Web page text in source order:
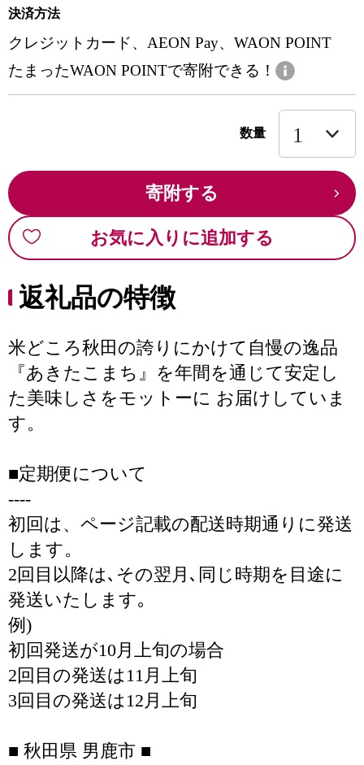
決済方法
クレジットカード、AEON Pay、WAON POINT
たまったWAON POINTで寄附できる！
数量
寄附する
お気に入りに追加する
返礼品の特徴
米どころ秋田の誇りにかけて自慢の逸品
『あきたこまち』を年間を通じて安定し
た美味しさをモットーに お届けしていま
す。
■定期便について
----
初回は、ページ記載の配送時期通りに発送
します。
2回目以降は､その翌月､同じ時期を目途に
発送いたします｡
例)
初回発送が10月上旬の場合
2回目の発送は11月上旬
3回目の発送は12月上旬
■ 秋田県 男鹿市 ■